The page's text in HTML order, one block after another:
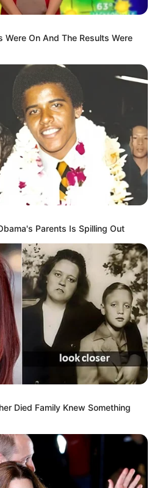
jiminxjamie)
warna-warni dan outfitnya
Were On And The Results Were
Parents Is Spilling Out
Died Family Knew Something